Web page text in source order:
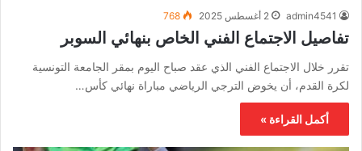
admin4541 2 أغسطس 2025 768
تفاصيل الاجتماع الفني الخاص بنهائي السوبر
تقرر خلال الاجتماع الفني الذي عقد صباح اليوم بمقر الجامعة التونسية
لكرة القدم، أن يخوض الترجي الرياضي مباراة نهائي كأس…
أكمل القراءة »